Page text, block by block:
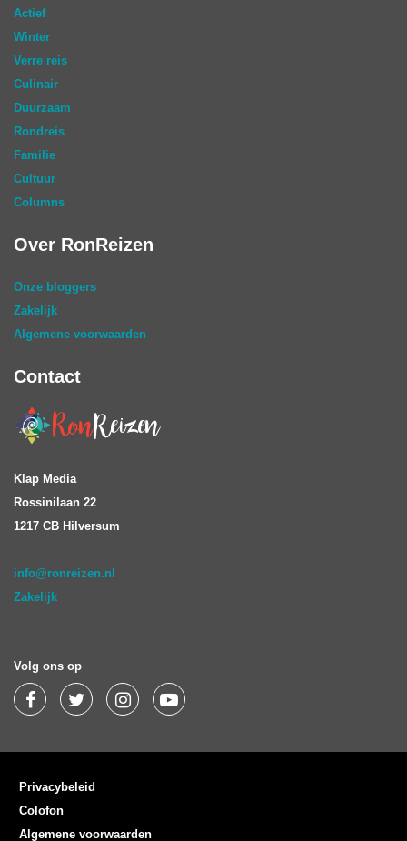
Actief
Winter
Verre reis
Culinair
Duurzaam
Rondreis
Familie
Cultuur
Columns
Over RonReizen
Onze bloggers
Zakelijk
Algemene voorwaarden
Contact
Klap Media
Rossinilaan 22
1217 CB Hilversum
info@ronreizen.nl
Zakelijk
Volg ons op
Privacybeleid
Colofon
Algemene voorwaarden